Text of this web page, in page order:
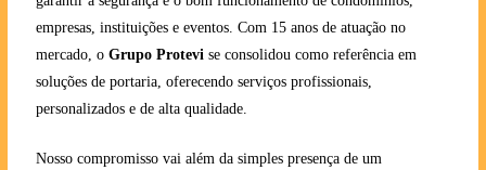
empresas, instituições e eventos. Com 15 anos de atuação no
mercado, o Grupo Protevise consolidou como referência em
soluções de portaria, oferecendo serviços profissionais,
personalizados e de alta qualidade.
Nosso compromisso vai além da simples presença de um